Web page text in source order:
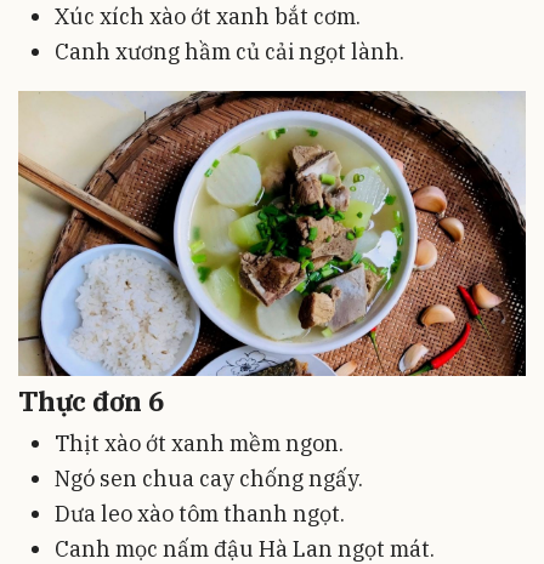
Xúc xích xào ớt xanh bắt cơm.
Canh xương hầm củ cải ngọt lành.
Thực đơn 6
Thịt xào ớt xanh mềm ngon.
Ngó sen chua cay chống ngấy.
Dưa leo xào tôm thanh ngọt.
Canh mọc nấm đậu Hà Lan ngọt mát.